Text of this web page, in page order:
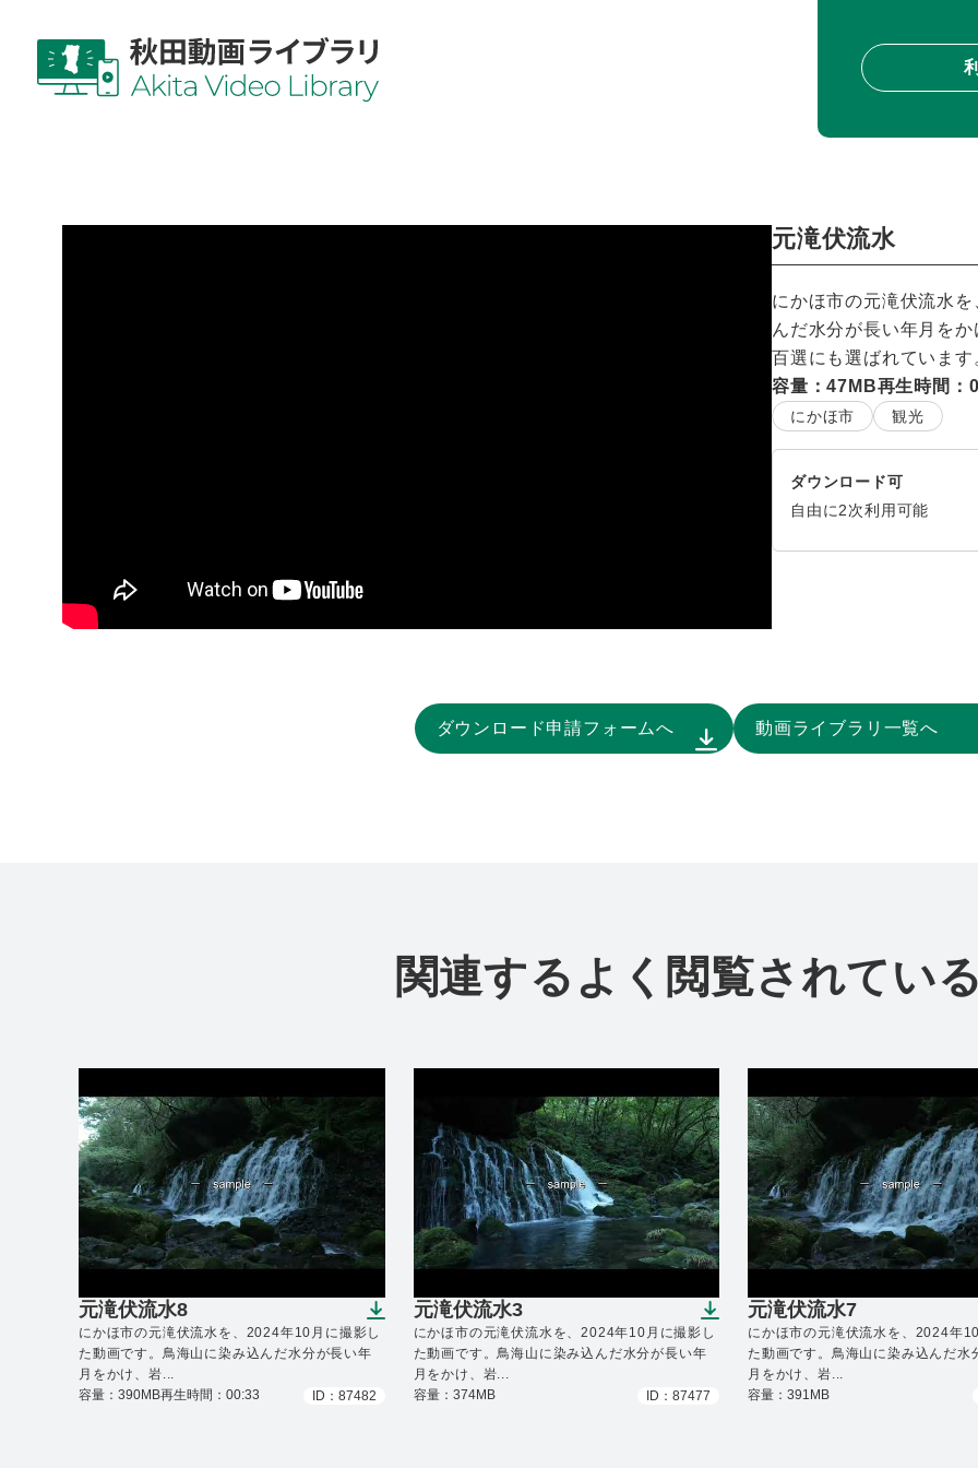
元滝伏流水
にかほ市の元滝伏流水
んだ水分が長い年月を
百選にも選ばれています
容量：47MB再生時間：
にかほ市 観光
ダウンロード可
自由に2次利用可能
ダウンロード申請フォームへ 動画ライブラリ一覧へ
関連するよく閲覧されてい
元滝伏流水8
（ダウンロードできます）
にかほ市の元滝伏流水を、2024年10月に撮影し
た動画です。鳥海山に染み込んだ水分が長い年
月をかけ、岩...
容量：390MB再生時間：00:33 ID：87482
元滝伏流水3
（ダウンロードできます）
にかほ市の元滝伏流水を、2024年10月に撮影し
た動画です。鳥海山に染み込んだ水分が長い年
月をかけ、岩...
容量：374MB
ID：87477
元滝伏流水7
（ダウンロードできます
にかほ市の元滝伏流水を、2024年
た動画です。鳥海山に染み込んだ水
月をかけ、岩...
容量：391MB